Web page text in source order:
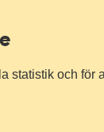
statistik och för